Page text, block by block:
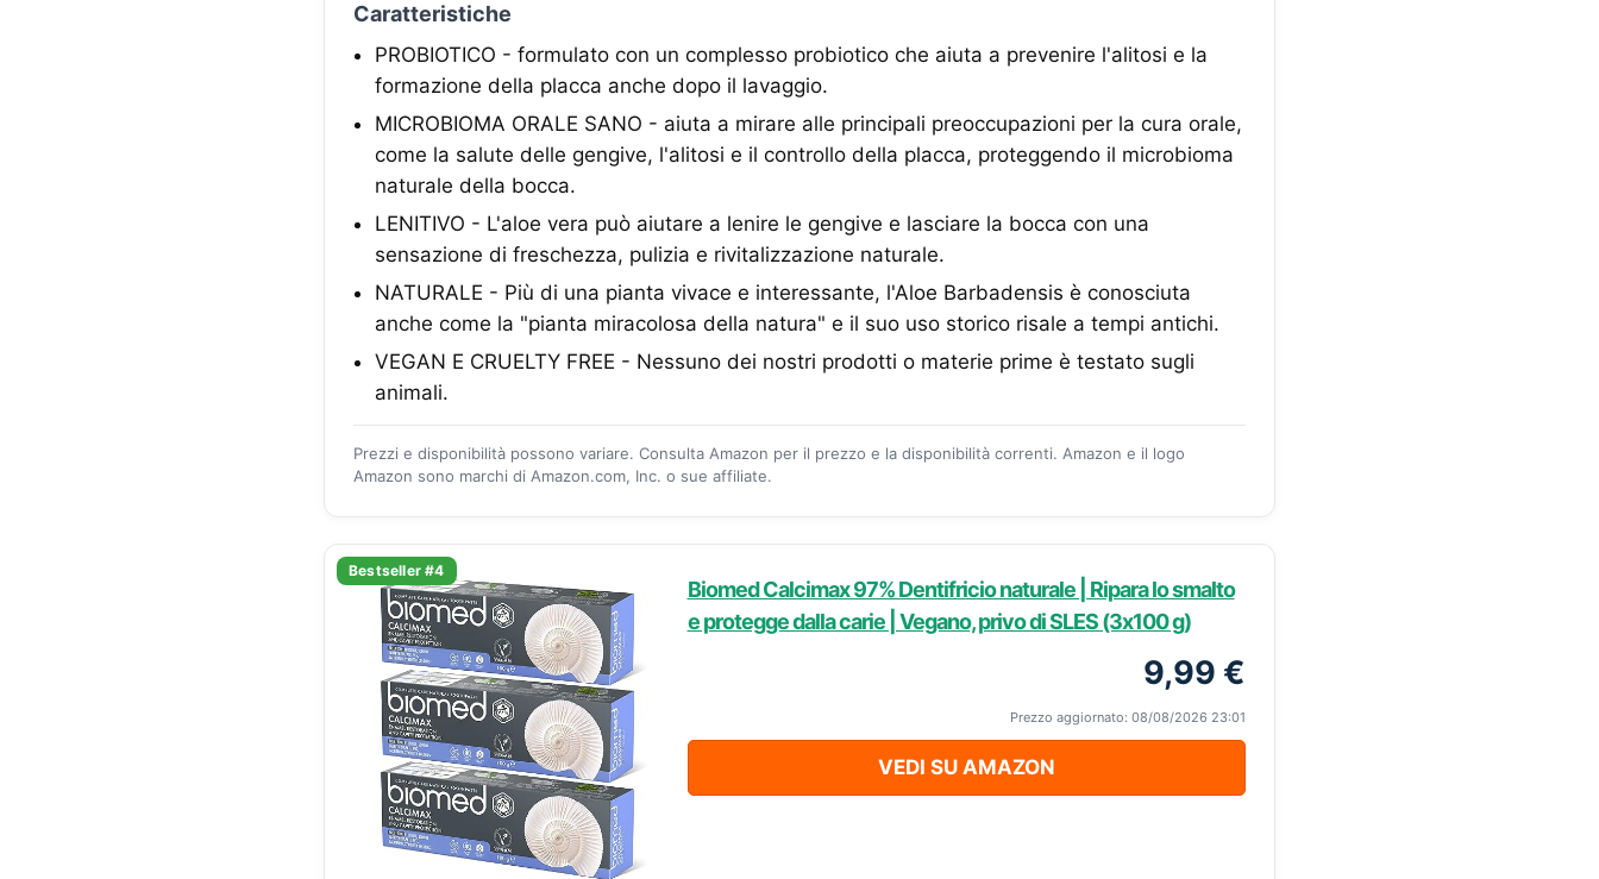
Caratteristiche
PROBIOTICO - formulato con un complesso probiotico che aiuta a prevenire l'alitosi e la
formazione della placca anche dopo il lavaggio.
MICROBIOMA ORALE SANO - aiuta a mirare alle principali preoccupazioni per la cura orale,
come la salute delle gengive, l'alitosi e il controllo della placca, proteggendo il microbioma
naturale della bocca.
LENITIVO - L'aloe vera può aiutare a lenire le gengive e lasciare la bocca con una
sensazione di freschezza, pulizia e rivitalizzazione naturale.
NATURALE - Più di una pianta vivace e interessante, l'Aloe Barbadensis è conosciuta
anche come la "pianta miracolosa della natura" e il suo uso storico risale a tempi antichi.
VEGAN E CRUELTY FREE - Nessuno dei nostri prodotti o materie prime è testato sugli
animali.
Prezzi e disponibilità possono variare. Consulta Amazon per il prezzo e la disponibilità correnti. Amazon e il logo
Amazon sono marchi di Amazon.com, Inc. o sue affiliate.
Bestseller #4
Biomed Calcimax 97% Dentifricio naturale | Ripara lo smalto
e protegge dalla carie | Vegano, privo di SLES (3х100 g)
9,99 €
Prezzo aggiornato: 08/08/2026 23:01
VEDI SU AMAZON